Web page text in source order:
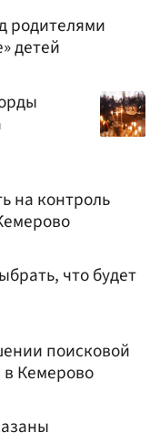
родителями
детей
на контроль
что будет
поисковой
Кемерово